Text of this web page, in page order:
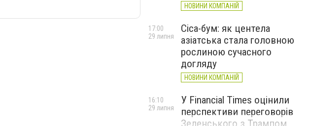
НОВИНИ КОМПАНІЙ
Cica-бум: як центела
азіатська стала головною
рослиною сучасного
догляду
НОВИНИ КОМПАНІЙ
17:00
29 липня
У Financial Times оцінили
перспективи переговорів
Зеленського з Трампом
16:10
29 липня